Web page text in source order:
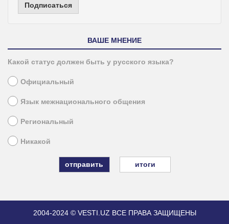
Подписаться
ВАШЕ МНЕНИЕ
Какой статус должен быть у русского языка?
Официальный
Язык межнационального общения
Региональный
Никакой
итоги
2004-2024 © VESTI.UZ ВСЕ ПРАВА ЗАЩИЩЕНЫ